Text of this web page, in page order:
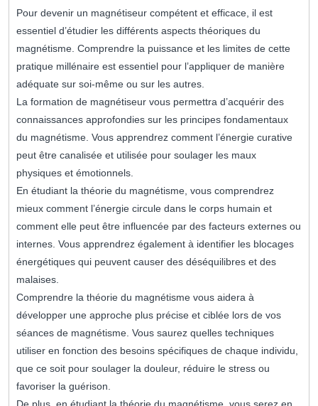
Pour devenir un magnétiseur compétent et efficace, il est
essentiel d’étudier les différents aspects théoriques du
magnétisme. Comprendre la puissance et les limites de cette
pratique millénaire est essentiel pour l’appliquer de manière
adéquate sur soi-même ou sur les autres.
La formation de magnétiseur vous permettra d’acquérir des
connaissances approfondies sur les principes fondamentaux
du magnétisme. Vous apprendrez comment l’énergie curative
peut être canalisée et utilisée pour soulager les maux
physiques et émotionnels.
En étudiant la théorie du magnétisme, vous comprendrez
mieux comment l’énergie circule dans le corps humain et
comment elle peut être influencée par des facteurs externes ou
internes. Vous apprendrez également à identifier les blocages
énergétiques qui peuvent causer des déséquilibres et des
malaises.
Comprendre la théorie du magnétisme vous aidera à
développer une approche plus précise et ciblée lors de vos
séances de magnétisme. Vous saurez quelles techniques
utiliser en fonction des besoins spécifiques de chaque individu,
que ce soit pour soulager la douleur, réduire le stress ou
favoriser la guérison.